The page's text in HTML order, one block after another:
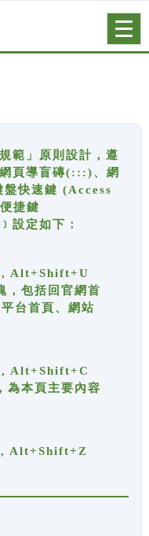
範」原則設計，遵
頁導盲磚(:::)、網
快速鍵 (Access
捷鍵
設定如下：
Alt+Shift+U
包括回官網首
台首頁、網站
Alt+Shift+C
本頁主要內容
Alt+Shift+Z